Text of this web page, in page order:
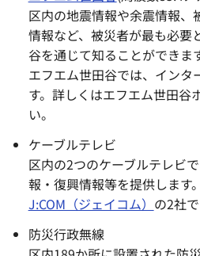
区内の地震情報や余震情報、
情報など、被災者が最も必要
谷を通じて知ることができま
エフエム世田谷では、インタ
す。詳しくはエフエム世田谷
い。
ケーブルテレビ
区内の2つのケーブルテレビ
報・復興情報等を提供します。
J:COM（ジェイコム） の2社で
防災行政無線